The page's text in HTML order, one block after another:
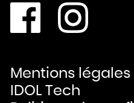
Mentions légales
IDOL Tech